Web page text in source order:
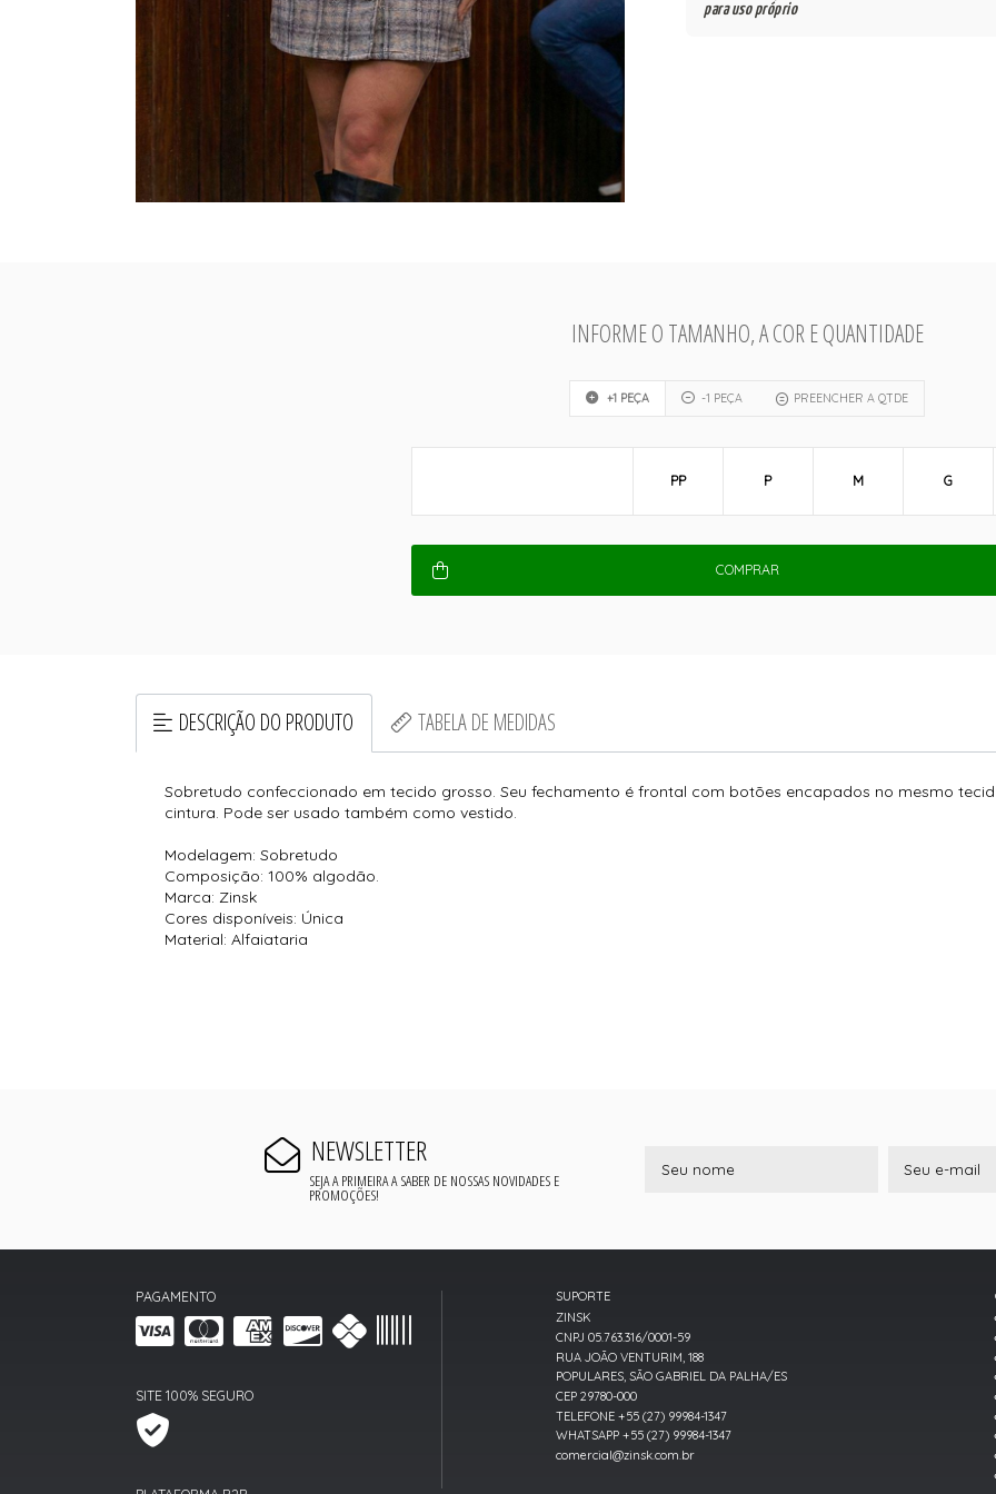
para uso próprio
INFORME O TAMANHO, A COR E QUANTIDADE
+1 PEÇA -1 PEÇA PREENCHER A QTDE
PP P M G
COMPRAR
DESCRIÇÃO DO PRODUTO TABELA DE MEDIDAS
Sobretudo confeccionado em tecido grosso. Seu fechamento é frontal com botões encapados no mesmo
cintura. Pode ser usado também como vestido.
Modelagem: Sobretudo
Composição: 100% algodão.
Marca: Zinsk
Cores disponíveis: Única
Material: Alfaiataria
NEWSLETTER
SEJA A PRIMEIRA A SABER DE NOSSAS NOVIDADES E
PROMOÇÕES!
PAGAMENTO
SITE 100% SEGURO
SUPORTE
ZINSK
CNPJ 05.763.316/0001-59
RUA JOÃO VENTURIM, 188
POPULARES, SÃO GABRIEL DA PALHA/ES
CEP 29780-000
TELEFONE +55 (27) 99984-1347
WHATSAPP +55 (27) 99984-1347
comercial@zinsk.com.br